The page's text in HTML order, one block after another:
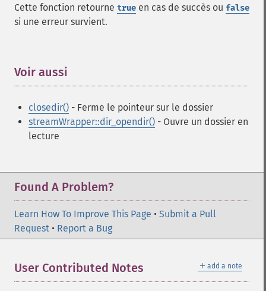
Cette fonction retourne true en cas de succès ou false
si une erreur survient.
Voir aussi
closedir() - Ferme le pointeur sur le dossier
streamWrapper::dir_opendir() - Ouvre un dossier en
lecture
Found A Problem?
Learn How To Improve This Page • Submit a Pull
Request • Report a Bug
＋ add a note
User Contributed Notes